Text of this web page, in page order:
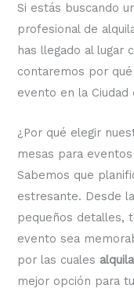
Si estás buscando
profesional de
has llegado al lugar
contaremos por
evento en la Ciudad
¿Por qué elegir
mesas para
Sabemos que
estresante. Desde
pequeños detalles,
evento sea
por las cuales
mejor opción para